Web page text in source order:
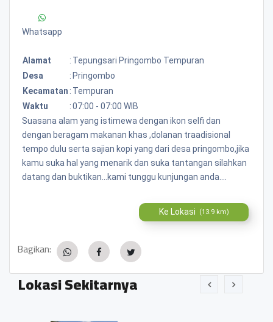
Whatsapp
Alamat : Tepungsari Pringombo Tempuran
Desa
: Pringombo
Kecamatan : Tempuran
Waktu
:07:00 - 07:00 WIB
Suasana alam yang istimewa dengan ikon selfi dan
dengan beragam makanan khas ,dolanan traadisional
tempo dulu serta sajian kopi yang dari desa pringombo,jika
kamu suka hal yang menarik dan suka tantangan silahkan
datang dan buktikan...kami tunggu kunjungan anda....
Ke Lokasi (13.9 km)
Bagikan:
Lokasi Sekitarnya